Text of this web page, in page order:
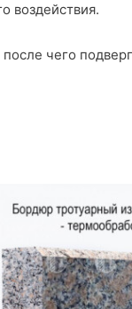
воздействия.
чего